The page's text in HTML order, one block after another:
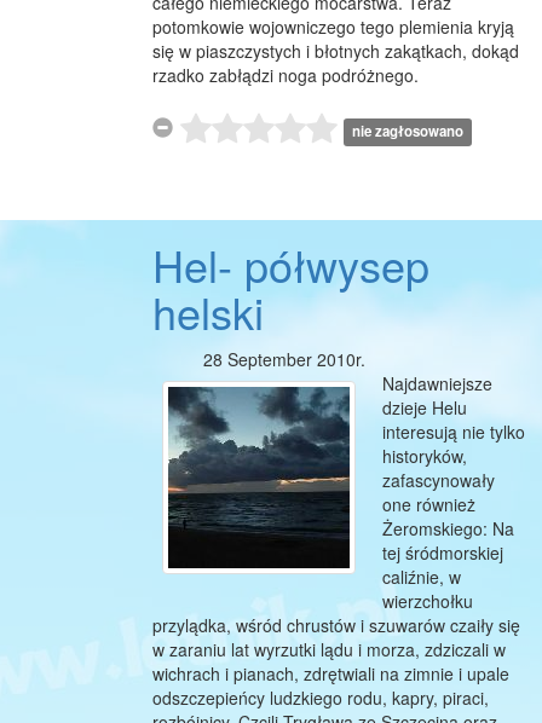
potomkowie wojowniczego tego plemienia kryją
się w piaszczystych i błotnych zakątkach, dokąd
rzadko zabłądzi noga podróżnego.
nie zagłosowano
Hel- półwysep
helski
28 September 2010r.
Najdawniejsze
dzieje Helu
interesują nie tylko
historyków,
zafascynowały
one również
Żeromskiego: Na
tej śródmorskiej
caliźnie, w
wierzchołku
przylądka, wśród chrustów i szuwarów czaiły się
w zaraniu lat wyrzutki lądu i morza, zdziczali w
wichrach i pianach, zdrętwiali na zimnie i upale
odszczepieńcy ludzkiego rodu, kapry, piraci,